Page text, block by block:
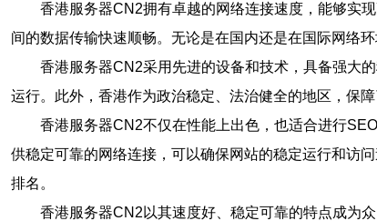
香港服务器CN2拥有卓越的网络连接速度，能够实
间的数据传输快速顺畅。无论是在国内还是在国际网络
香港服务器CN2采用先进的设备和技术，具备强大
运行。此外，香港作为政治稳定、法治健全的地区，保
香港服务器CN2不仅在性能上出色，也适合进行
供稳定可靠的网络连接，可以确保网站的稳定运行和访
排名。
香港服务器CN2以其速度好、稳定可靠的特点成为